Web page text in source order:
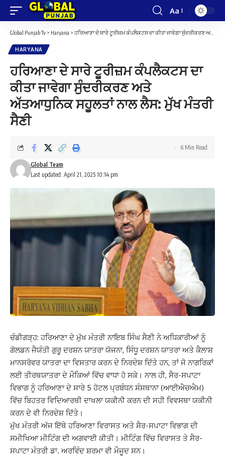
Font
Resizer
Aa
Global Punjab Tv > Haryana > ਹਰਿਆਣਾ ਦੇ ਸਾਰੇ ਟੂਰੀਜ਼ਮ ਕੰਪਲੈਕਟਸ ਦਾ ਕੀਤਾ ਜਾਵੇਗਾ ਸੁੰਦਰੀਕਰਣ ਅਤੇ ਅੱਤਆਧੁਨਿਕ ਸਹੂਲਤਾਂ ਨਾਲ ਲੈਸ: ਮੁੱਖ ਮੰਤਰੀ ਸੈਣੀ
HARYANA
ਹਰਿਆਣਾ ਦੇ ਸਾਰੇ ਟੂਰੀਜ਼ਮ ਕੰਪਲੈਕਟਸ ਦਾ
ਕੀਤਾ ਜਾਵੇਗਾ ਸੁੰਦਰੀਕਰਣ ਅਤੇ
ਅੱਤਆਧੁਨਿਕ ਸਹੂਲਤਾਂ ਨਾਲ ਲੈਸ: ਮੁੱਖ ਮੰਤਰੀ
ਸੈਣੀ
Last updated: April 21, 2025 10:14 pm
Global Team
6 Min Read
ਚੰਡੀਗੜ੍ਹ: ਹਰਿਆਣਾ ਦੇ ਮੁੱਖ ਮੰਤਰੀ ਨਾਇਬ ਸਿੰਘ ਸੈਣੀ ਨੇ ਅਧਿਕਾਰੀਆਂ ਨੂੰ
ਗੋਲਡਨ ਜੈਯੰਤੀ ਗੁਰੂ ਦਰਸ਼ਨ ਯਾਤਰਾ ਯੋਜਨਾ, ਸਿੰਧੂ ਦਰਸ਼ਨ ਯਾਤਰਾ ਅਤੇ ਕੈਲਾਸ਼
ਮਾਨਸਰੋਵਰ ਯਾਤਰਾ ਦਾ ਵਿਸਤਾਰ ਕਰਨ ਦੇ ਨਿਰਦੇਸ਼ ਦਿੱਤੇ ਹਨ, ਤਾਂ ਜੋ ਨਾਗਰਿਕਾਂ
ਲਈ ਤੀਰਥਯਾਤਰਾ ਦੇ ਮੌਕਿਆਂ ਵਿੱਚ ਵਾਧਾ ਹੋ ਸਕੇ। ਨਾਲ ਹੀ, ਸੈਰ-ਸਪਾਟਾ
ਵਿਭਾਗ ਨੂੰ ਹਰਿਆਣਾ ਦੇ ਸਾਰੇ 5 ਹੋਟਲ ਪ੍ਰਬੰਧਨ ਸੰਸਥਾਨਾ (ਆਈਐਚਐਮ)
ਵਿੱਚ ਬਿਹਤਰ ਵਿਦਿਆਰਥੀ ਦਾਖਲਾ ਯਕੀਨੀ ਕਰਨ ਦੀ ਸਹੀ ਵਿਵਸਥਾ ਯਕੀਨੀ
ਕਰਨ ਦੇ ਵੀ ਨਿਰਦੇਸ਼ ਦਿੱਤੇ।
ਮੁੱਖ ਮੰਤਰੀ ਅੱਜ ਇੱਥੇ ਹਰਿਆਣਾ ਵਿਰਾਸਤ ਅਤੇ ਸੈਰ-ਸਪਾਟਾ ਵਿਭਾਗ ਦੀ
ਸਮੀਖਿਆ ਮੀਟਿੰਗ ਦੀ ਅਗਵਾਈ ਕੀਤੀ। ਮੀਟਿੰਗ ਵਿੱਚ ਵਿਰਾਸਤ ਤੇ ਸੈਰ-
ਸਪਾਟਾ ਮੰਤਰੀ ਡਾ. ਅਰਵਿੰਦ ਸ਼ਰਮਾ ਵੀ ਮੌਜੂਦ ਸਨ।